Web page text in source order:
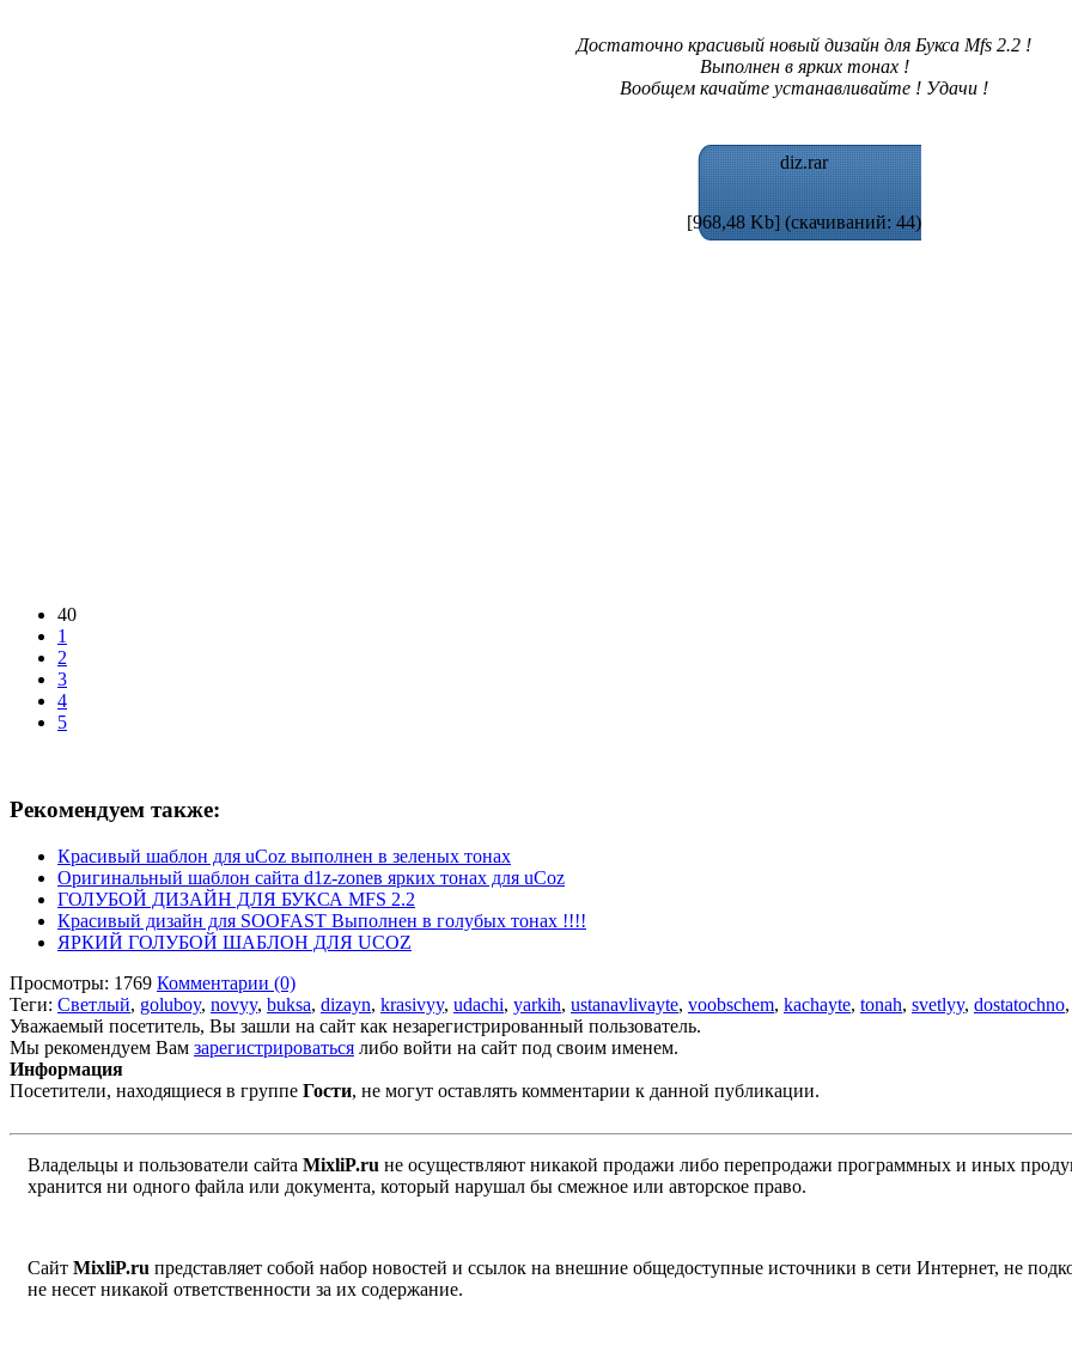
Достаточно красивый новый дизайн для Букса Mfs 2.2 !
Выполнен в ярких тонах !
Вообщем качайте устанавливайте ! Удачи !
diz.rar
[968,48 Kb] (cкачиваний: 44)
40
1
2
3
4
5
Рекомендуем также:
Красивый шаблон для uCoz выполнен в зеленых тонах
Оригинальный шаблон сайта d1z-zoneв ярких тонах для uCoz
ГОЛУБОЙ ДИЗАЙН ДЛЯ БУКСА MFS 2.2
Красивый дизайн для SOOFAST Выполнен в голубых тонах !!!!
ЯРКИЙ ГОЛУБОЙ ШАБЛОН ДЛЯ UCOZ
Просмотры: 1769 Комментарии (0)
Теги: Светлый, goluboy, novyy, buksa, dizayn, krasivyy, udachi, yarkih, ustanavlivayte, voobschem, kachayte, tonah, svetlyy, dostatochno,
Уважаемый посетитель, Вы зашли на сайт как незарегистрированный пользователь.
Мы рекомендуем Вам зарегистрироваться либо войти на сайт под своим именем.
Информация
Посетители, находящиеся в группе Гости, не могут оставлять комментарии к данной публикации.
Владельцы и пользователи сайта MixliP.ru не осуществляют никакой продажи либо перепродажи программных и иных
хранится ни одного файла или документа, который нарушал бы смежное или авторское право.
Сайт MixliP.ru представляет собой набор новостей и ссылок на внешние общедоступные источники в сети Интернет, не
не несет никакой ответственности за их содержание.